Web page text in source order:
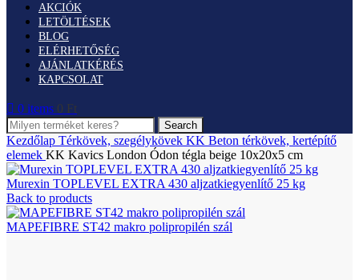
AKCIÓK
LETÖLTÉSEK
BLOG
ELÉRHETŐSÉG
AJÁNLATKÉRÉS
KAPCSOLAT
0 items 0 Ft
Search
Kezdőlap Térkövek, szegélykövek KK Beton térkövek, kertépítő
elemek KK Kavics London Ódon tégla beige 10x20x5 cm
Murexin TOPLEVEL EXTRA 430 aljzatkiegyenlítő 25 kg
Back to products
MAPEFIBRE ST42 makro polipropilén szál